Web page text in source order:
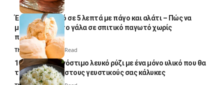
Έτοιμο παγωτό σε 5 λεπτά με πάγο και αλάτι – Πώς να
μετατρέψετε το γάλα σε σπιτικό παγωτό χωρίς
παγωτομηχανή
Thali Ombre 4 Min Read
10 φορές ποιο νόστιμο λευκό ρύζι με ένα μόνο υλικό που θα
το απογειώσει στους γευστικούς σας κάλυκες